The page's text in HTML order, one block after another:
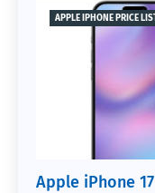
APPLE IPHONE PRICE
Apple iPhone